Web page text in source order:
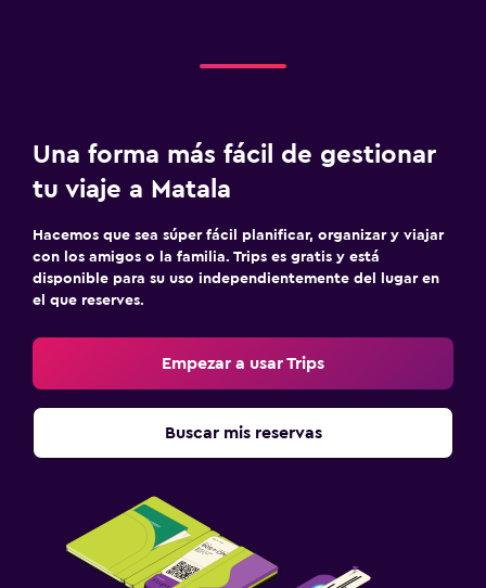
Una forma más fácil de gestionar
tu viaje a Matala
Hacemos que sea súper fácil planificar, organizar y viajar
con los amigos o la familia. Trips es gratis y está
disponible para su uso independientemente del lugar en
el que reserves.
Empezar a usar Trips
Buscar mis reservas